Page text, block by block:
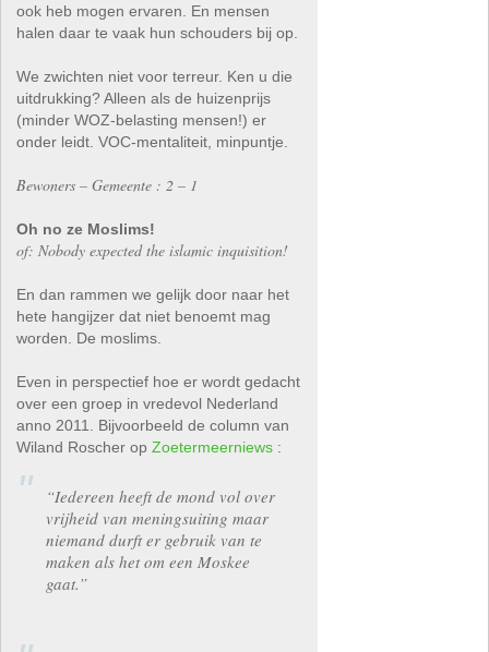
ook heb mogen ervaren. En mensen
halen daar te vaak hun schouders bij op.
We zwichten niet voor terreur. Ken u die
uitdrukking? Alleen als de huizenprijs
(minder WOZ-belasting mensen!) er
onder leidt. VOC-mentaliteit, minpuntje.
Bewoners – Gemeente : 2 – 1
Oh no ze Moslims!
of: Nobody expected the islamic inquisition!
En dan rammen we gelijk door naar het
hete hangijzer dat niet benoemt mag
worden. De moslims.
Even in perspectief hoe er wordt gedacht
over een groep in vredevol Nederland
anno 2011. Bijvoorbeeld de column van
Wiland Roscher opZoetermeerniews :
“Iedereen heeft de mond vol over
vrijheid van meningsuiting maar
niemand durft er gebruik van te
maken als het om een Moskee
gaat.”